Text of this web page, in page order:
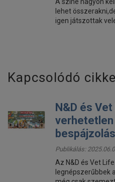
lehet
igen játszottak
Kapcsolódó
N&D és
Publikálás:
Az N&D és Vet
legnépszerűbbek